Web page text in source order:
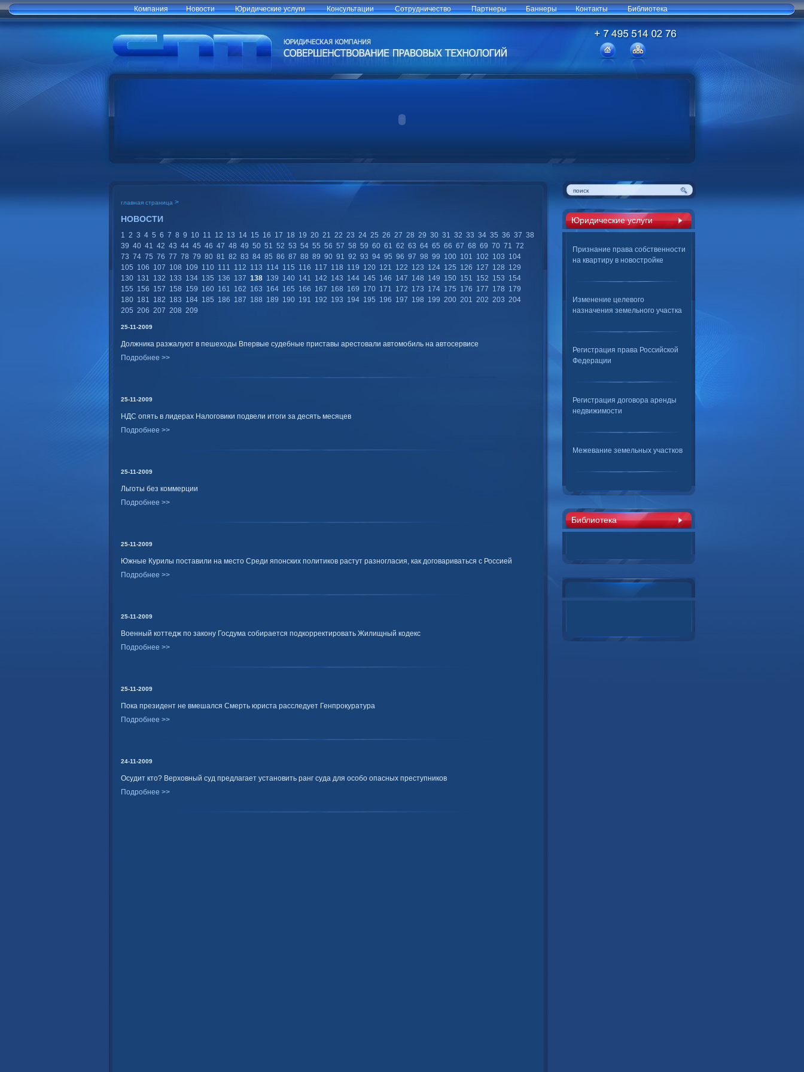
Компания Новости Юридические услуги Консультации Сотрудничество Партнеры Баннеры Контакты Библиотека
Юридические услуги
Признание права собственности
на квартиру в новостройке
Изменение целевого
назначения земельного участка
Регистрация права Российской
Федерации
Регистрация договора аренды
недвижимости
Межевание земельных участков
Библиотека
главная страница >
НОВОСТИ
1 2 3 4 5 6 7 8 9 10 11 12 13 14 15 16 17 18 19 20 21 22 23 24 25 26 27 28 29 30 31 32 33 34 35 36 37 38
39 40 41 42 43 44 45 46 47 48 49 50 51 52 53 54 55 56 57 58 59 60 61 62 63 64 65 66 67 68 69 70 71 72
73 74 75 76 77 78 79 80 81 82 83 84 85 86 87 88 89 90 91 92 93 94 95 96 97 98 99 100 101 102 103 104
105 106 107 108 109 110 111 112 113 114 115 116 117 118 119 120 121 122 123 124 125 126 127 128 129
130 131 132 133 134 135 136 137 138 139 140 141 142 143 144 145 146 147 148 149 150 151 152 153 154
155 156 157 158 159 160 161 162 163 164 165 166 167 168 169 170 171 172 173 174 175 176 177 178 179
180 181 182 183 184 185 186 187 188 189 190 191 192 193 194 195 196 197 198 199 200 201 202 203 204
205 206 207 208 209
25-11-2009
Должника разжалуют в пешеходы Впервые судебные приставы арестовали автомобиль на автосервисе
Подробнее >>
25-11-2009
НДС опять в лидерах Налоговики подвели итоги за десять месяцев
Подробнее >>
25-11-2009
Льготы без коммерции
Подробнее >>
25-11-2009
Южные Курилы поставили на место Среди японских политиков растут разногласия, как договариваться с Россией
Подробнее >>
25-11-2009
Военный коттедж по закону Госдума собирается подкорректировать Жилищный кодекс
Подробнее >>
25-11-2009
Пока президент не вмешался Смерть юриста расследует Генпрокуратура
Подробнее >>
24-11-2009
Осудит кто? Верховный суд предлагает установить ранг суда для особо опасных преступников
Подробнее >>